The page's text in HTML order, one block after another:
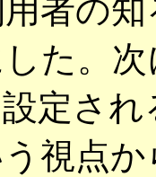
者の
た。
定さ
視点